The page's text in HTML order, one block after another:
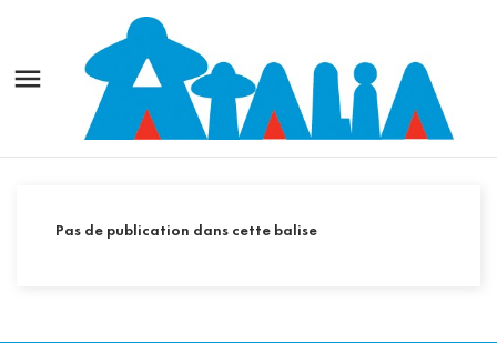

Pas de publication dans cette balise